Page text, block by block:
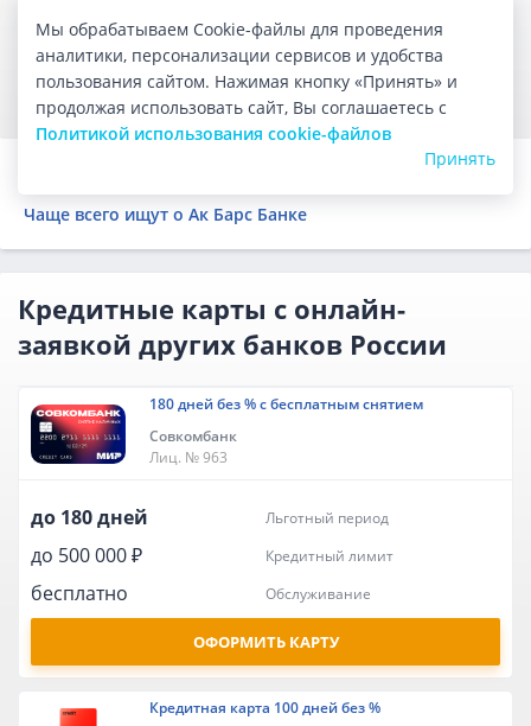
бесплатно обслуживание
ПОДАТЬ ЗАЯВКУ
Чаще всего ищут о Ак Барс Банке
Кредитные карты с онлайн-
заявкой других банков России
180 дней без % с бесплатным снятием
Совкомбанк
Лиц. № 963
до 180 дней льготный период
до 500 000 ₽ кредитный лимит
бесплатно обслуживание
ОФОРМИТЬ КАРТУ
Кредитная карта 100 дней без %
Мы обрабатываем Cookie-файлы для проведения
аналитики, персонализации сервисов и удобства
пользования сайтом. Нажимая кнопку «Принять» и
продолжая использовать сайт, Вы соглашаетесь с
Политикой использования cookie-файлов
Принять